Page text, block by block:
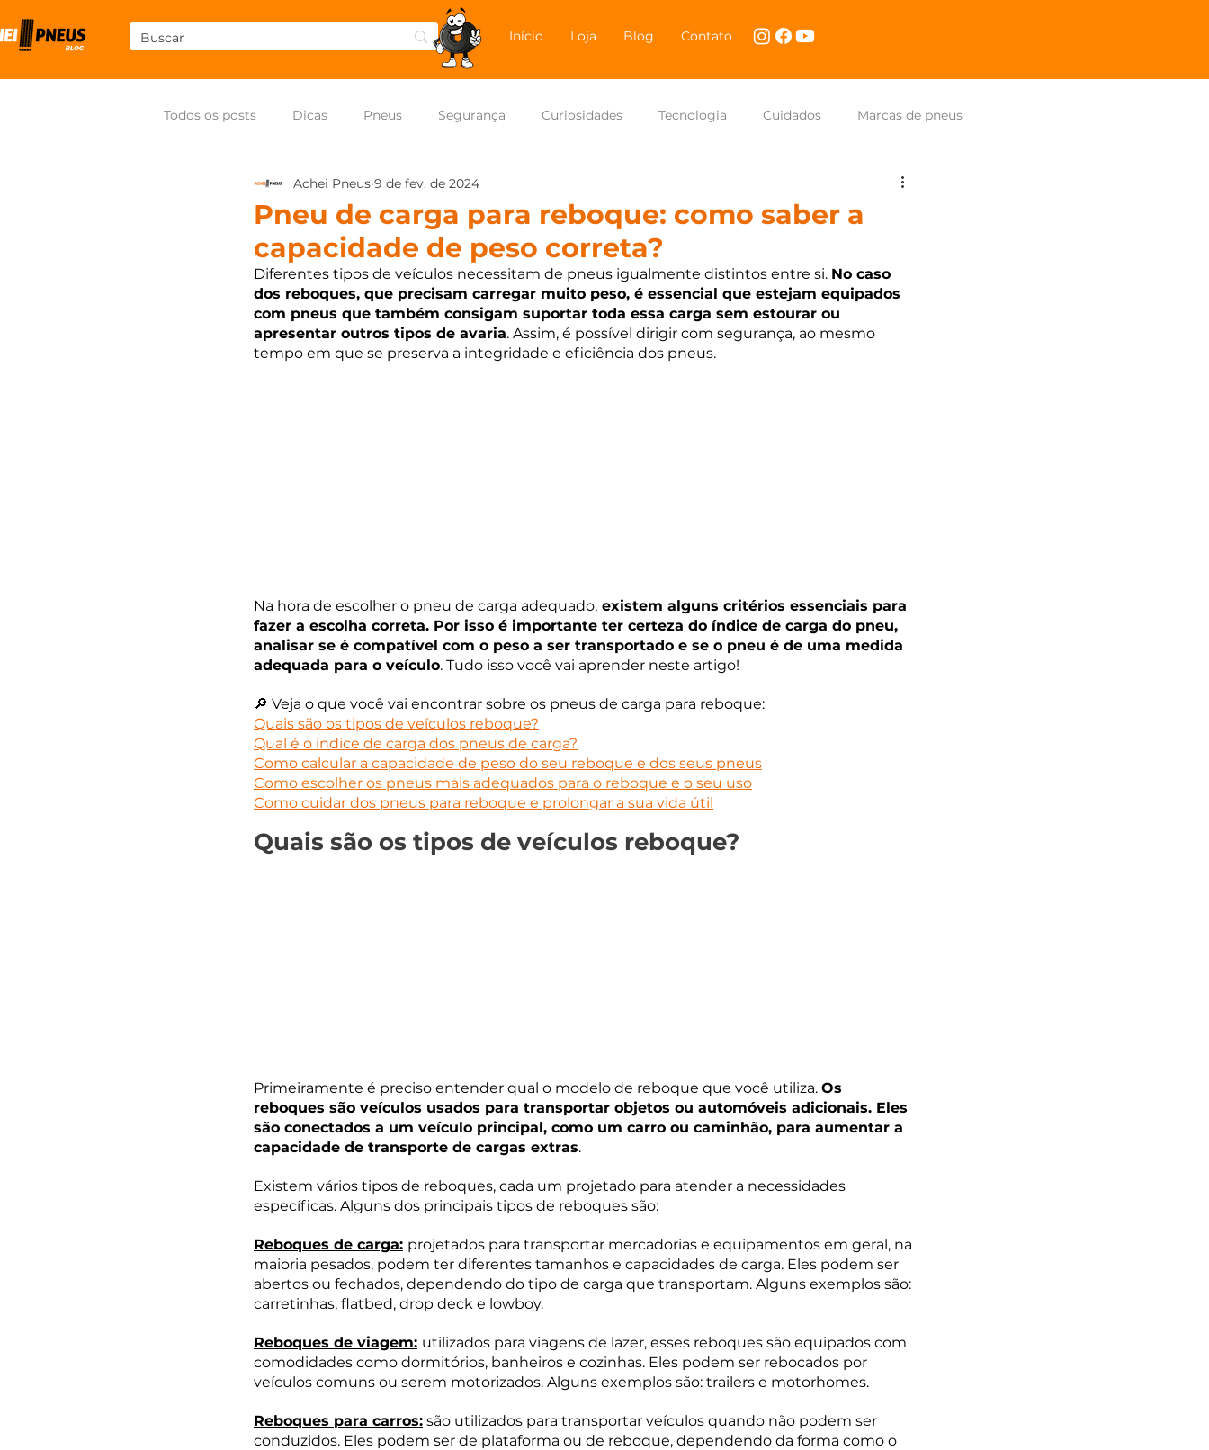
Início Loja Blog Contato
Todos os posts Dicas Pneus Segurança Curiosidades Tecnologia Cuidados Marcas de pneus
Pneus para moto NASCAR Brasil
Pneu de carga para reboque: como saber a
capacidade de peso correta?
Achei Pneus 9 de fev. de 2024
Diferentes tipos de veículos necessitam de pneus igualmente distintos entre si. No caso
dos reboques, que precisam carregar muito peso, é essencial que estejam equipados
com pneus que também consigam suportar toda essa carga sem estourar ou
apresentar outros tipos de avaria. Assim, é possível dirigir com segurança, ao mesmo
tempo em que se preserva a integridade e eficiência dos pneus.
Na hora de escolher o pneu de carga adequado, existem alguns critérios essenciais para
fazer a escolha correta. Por isso é importante ter certeza do índice de carga do pneu,
analisar se é compatível com o peso a ser transportado e se o pneu é de uma medida
adequada para o veículo. Tudo isso você vai aprender neste artigo!
🔎 Veja o que você vai encontrar sobre os pneus de carga para reboque:
Quais são os tipos de veículos reboque?
Qual é o índice de carga dos pneus de carga?
Como calcular a capacidade de peso do seu reboque e dos seus pneus
Como escolher os pneus mais adequados para o reboque e o seu uso
Como cuidar dos pneus para reboque e prolongar a sua vida útil
Quais são os tipos de veículos reboque?
Primeiramente é preciso entender qual o modelo de reboque que você utiliza. Os
reboques são veículos usados para transportar objetos ou automóveis adicionais. Eles
são conectados a um veículo principal, como um carro ou caminhão, para aumentar a
capacidade de transporte de cargas extras.
Existem vários tipos de reboques, cada um projetado para atender a necessidades
específicas. Alguns dos principais tipos de reboques são:
Reboques de carga: projetados para transportar mercadorias e equipamentos em geral, na
maioria pesados, podem ter diferentes tamanhos e capacidades de carga. Eles podem ser
abertos ou fechados, dependendo do tipo de carga que transportam. Alguns exemplos são:
carretinhas, flatbed, drop deck e lowboy.
Reboques de viagem: utilizados para viagens de lazer, esses reboques são equipados com
comodidades como dormitórios, banheiros e cozinhas. Eles podem ser rebocados por
veículos comuns ou serem motorizados. Alguns exemplos são: trailers e motorhomes.
Reboques para carros: são utilizados para transportar veículos quando não podem ser
conduzidos. Eles podem ser de plataforma ou de reboque, dependendo da forma como o